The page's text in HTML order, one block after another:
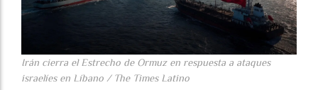
Irán cierra el Estrecho de Ormuz en respuesta a ataques
israelíes en Líbano / The Times Latino